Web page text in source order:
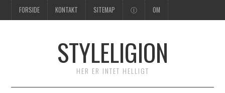
FORSIDE KONTAKT SITEMAP Ⓘ OM
STYLELIGION
HER ER INTET HELLIGT